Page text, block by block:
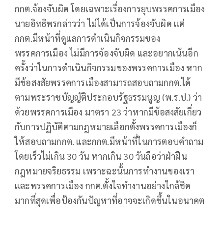
กกต.จ้องจับผิด โดยเฉพาะเรื่องการยุบพรรคการเมือง
นายอิทธิพรกล่าวว่า ไม่ได้เป็นการจ้องจับผิด แต่
กกต.มีหน้าที่ดูแลการดำเนินกิจกรรมของ
พรรคการเมือง ไม่มีการจ้องจับผิด และอยากเน้นอีก
ครั้งว่าในการดำเนินกิจกรรมของพรรคการเมือง หาก
มีข้อสงสัยพรรคการเมืองสามารถสอบถามกกต.ได้
ตามพระราชบัญญัติประกอบรัฐธรรมนูญ (พ.ร.ป.)​ ว่า
ด้วยพรรคการเมือง มาตรา 23 ว่าหากมีข้อสงสัยเกี่ยว
กับการปฏิบัติตามกฎหมายเลือกตั้งพรรคการเมืองก็
ให้สอบถามกกต. และกกต.มีหน้าที่ในการตอบคำถาม
โดยเร็วไม่เกิน 30 วัน หากเกิน 30 วันถือว่าฝ่าฝืน
กฎหมายจริยธรรม เพราะฉะนั้นการทำงานของเรา
และพรรคการเมือง กกต.ตั้งใจทำงานอย่างใกล้ชิด
มากที่สุดเพื่อป้องกันปัญหาที่อาจจะเกิดขึ้นในอนาคต